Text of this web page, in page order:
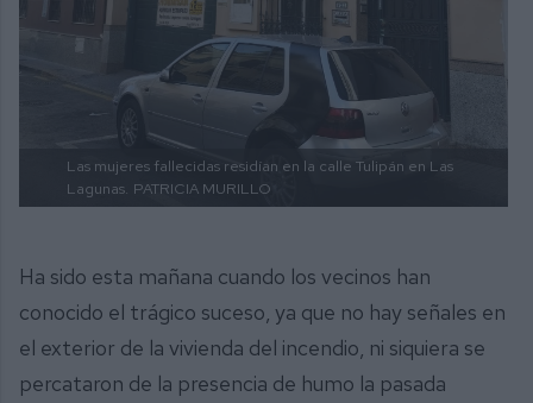
Las mujeres fallecidas residían en la calle Tulipán en Las
Lagunas. PATRICIA MURILLO
Ha sido esta mañana cuando los vecinos han
conocido el trágico suceso, ya que no hay señales en
el exterior de la vivienda del incendio, ni siquiera se
percataron de la presencia de humo la pasada